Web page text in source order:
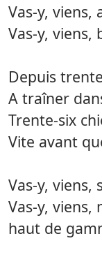
Vas-y, viens,
Vas-y,
Depuis
A traîner
Trente-six
Vite avant
Vas-y, viens,
Vas-y,
haut de